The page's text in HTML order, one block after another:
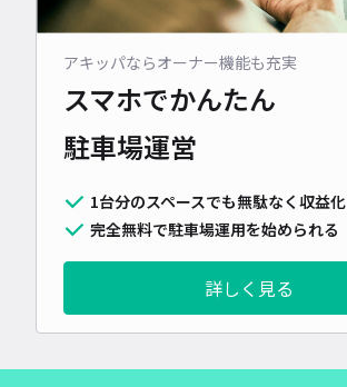
アキッパならオーナー機能も充実
スマホでかんたん
駐車場運営
1台分のスペースでも無駄なく収益化
完全無料で駐車場運用を始められる
詳しく見る